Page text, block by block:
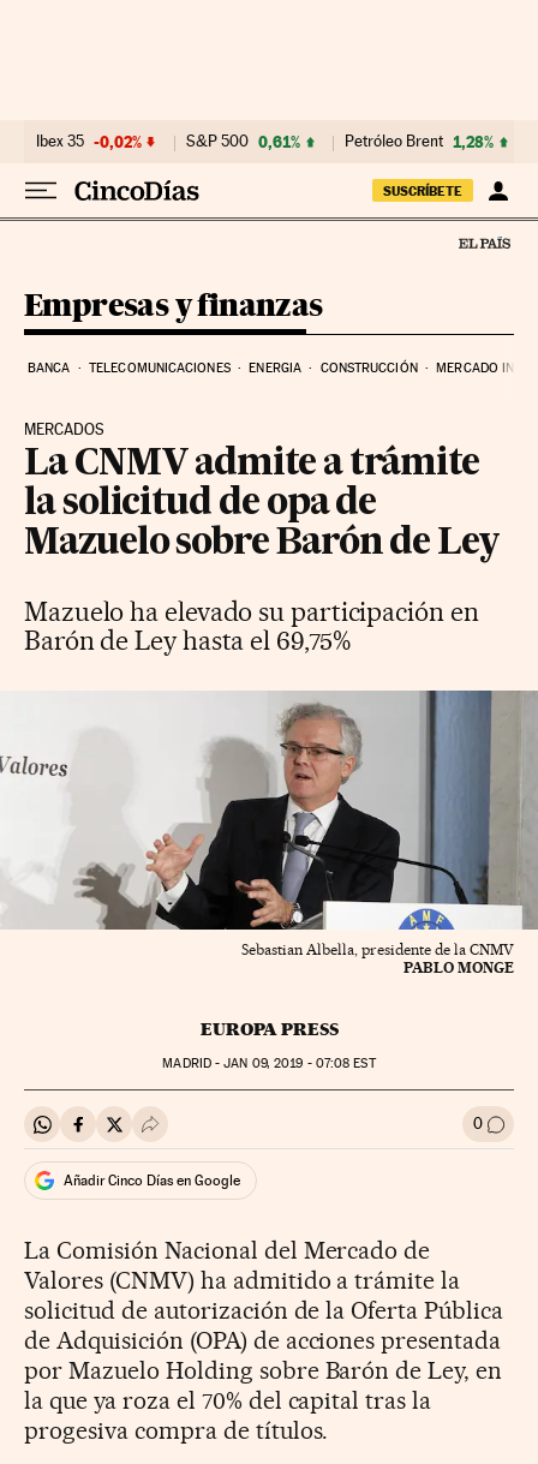
Ibex 35 -0,02% S&P 500 0,61% Petróleo Brent 1,28%
SUSCRÍBETE
Empresas y finanzas
BANCA TELECOMUNICACIONES ENERGIA CONSTRUCCIÓN MERCADO
MERCADOS
La CNMV admite a trámite
la solicitud de opa de
Mazuelo sobre Barón de Ley
Mazuelo ha elevado su participación en
Barón de Ley hasta el 69,75%
Sebastian Albella, presidente de la CNMV
PABLO MONGE
EUROPA PRESS
MADRID -JAN 09, 2019 - 07:08 EST
Compartir en Whatsapp
Compartir en Facebook
Compartir en Twitter
Desplegar Redes Sociales 0 Ir a
Añadir Cinco Días en Google
La Comisión Nacional del Mercado de
Valores (CNMV) ha admitido a trámite la
solicitud de autorización de la Oferta Pública
de Adquisición (OPA) de acciones presentada
por Mazuelo Holding sobre Barón de Ley, en
la que ya roza el 70% del capital tras la
progesiva compra de títulos.